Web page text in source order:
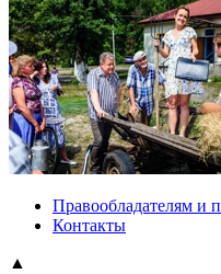
Правообладателям и
Контакты
▲